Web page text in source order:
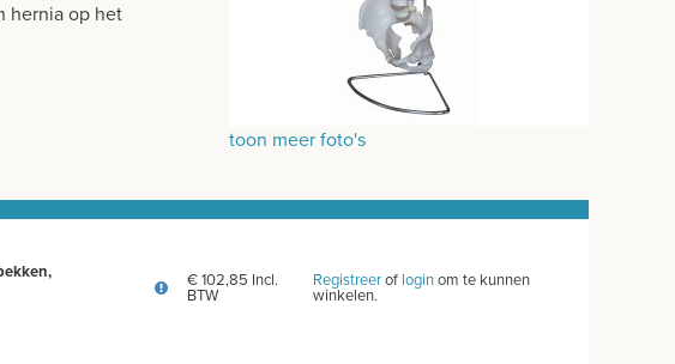
hernia op het
geleverd
toon meer foto's
€ 102,85 Incl.
BTW
Registreerof loginom te kunnen
winkelen.